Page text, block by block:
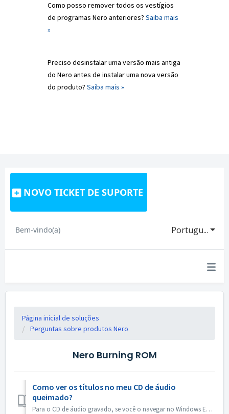
Como posso remover todos os vestígios
de programas Nero anteriores? Saiba mais
»
Preciso desinstalar uma versão mais antiga
do Nero antes de instalar uma nova versão
do produto? Saiba mais »
NOVO TICKET DE SUPORTE
Portugu...
Bem-vindo(a)
Página inicial de soluções
Perguntas sobre produtos Nero
Nero Burning ROM
Como ver os títulos no meu CD de áudio
queimado?
Para o CD de áudio gravado, se você o navegar no Windows Explorer, ele aparecerá como faixa 01, faixa 02. Isto é o esperado: Se você tocar com um toc...